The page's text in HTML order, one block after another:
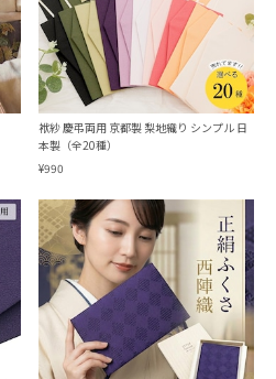
袱紗 慶弔両用 京都製 梨地織り シンプル 日
本製（全20種）
¥990